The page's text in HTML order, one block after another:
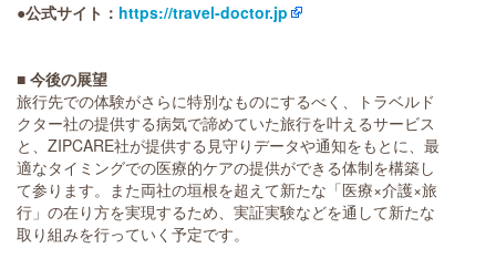
●公式サイト： https://travel-doctor.jp
■ 今後の展望
旅行先での体験がさらに特別なものにするべく、トラベルド
クター社の提供する病気で諦めていた旅行を叶えるサービス
と、ZIPCARE社が提供する見守りデータや通知をもとに、最
適なタイミングでの医療的ケアの提供ができる体制を構築し
て参ります。また両社の垣根を超えて新たな「医療×介護×旅
行」の在り方を実現するため、実証実験などを通して新たな
取り組みを行っていく予定です。